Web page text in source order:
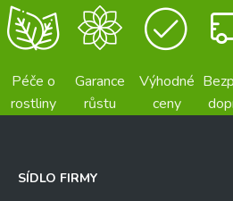
Péče o
rostliny
Garance
růstu
Výhodné
ceny
SÍDLO FIRMY